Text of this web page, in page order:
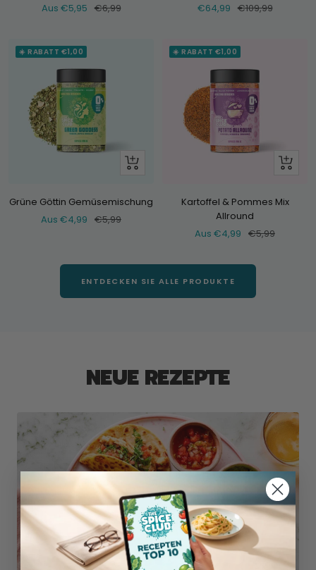
Verkaufspreis
Aus €5,95 Normaler
€6,99
Verkaufspreis
€64,99 Normaler
€109,99
☀️ RABATT €1,00
Schau
Grüne Göttin Gemüsemischung
Verkaufspreis
Aus €4,99 Normaler
€5,99
☀️ RABATT €1,00
Schau
Kartoffel & Pommes Mix
Allround
Verkaufspreis
Aus €4,99 Normaler
€5,99
ENTDECKEN SIE ALLE PRODUKTE
NEUE REZEPTE